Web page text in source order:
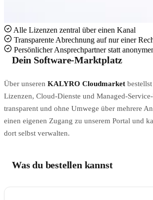
Alle Lizenzen zentral über einen Kanal
Transparente Abrechnung auf nur einer
Persönlicher Ansprechpartner statt
Dein Software-Marktplatz
Über unseren KALYRO Cloudmarket
Lizenzen, Cloud-Dienste und Managed-
transparent und ohne Umwege über mehrere
einen eigenen Zugang zu unserem Portal und
dort selbst verwalten.
Was du bestellen kannst